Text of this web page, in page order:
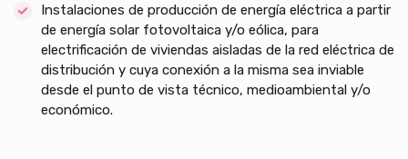
Instalaciones de producción de energía eléctrica a partir
de energía solar fotovoltaica y/o eólica, para
electrificación de viviendas aisladas de la red eléctrica de
distribución y cuya conexión a la misma sea inviable
desde el punto de vista técnico, medioambiental y/o
económico.